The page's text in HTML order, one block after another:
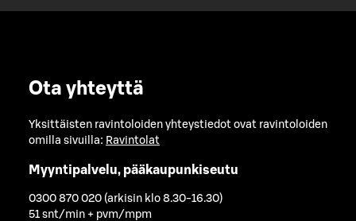
Ota yhteyttä
Yksittäisten ravintoloiden yhteystiedot ovat ravintoloiden
omilla sivuilla: Ravintolat
Myyntipalvelu, pääkaupunkiseutu
0300 870 020 (arkisin klo 8.30-16.30)
51 snt/min + pvm/mpm